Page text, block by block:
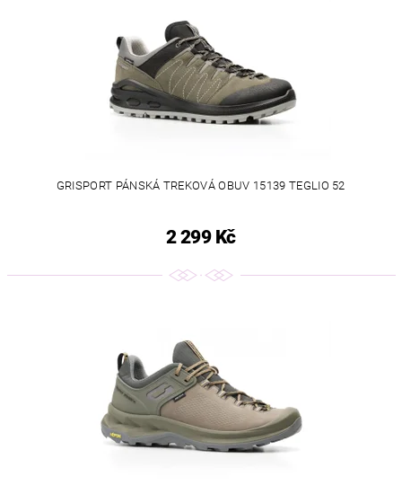
GRISPORT PÁNSKÁ TREKOVÁ OBUV 15139 TEGLIO 52
2 299 Kč